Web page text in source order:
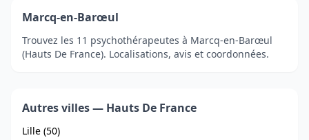
Marcq-en-Barœul
Trouvez les 11 psychothérapeutes à Marcq-en-Barœul
(Hauts De France). Localisations, avis et coordonnées.
Autres villes — Hauts De France
Lille (50)